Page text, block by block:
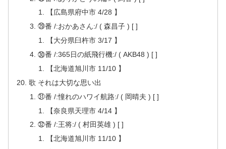
【広島県府中市 4/28 】
㉙番 /:おかあさん:/ ( 森昌子 ) [ ]
【大分県臼杵市 3/17 】
㉚番 /:365日の紙飛行機:/ ( AKB48 ) [ ]
【北海道旭川市 11/10 】
歌 それは大切な思い出
㉛番 /:憧れのハワイ航路:/ ( 岡晴夫 ) [ ]
【奈良県天理市 4/14 】
㉜番 /:王将:/ ( 村田英雄 ) [ ]
【北海道旭川市 11/10 】